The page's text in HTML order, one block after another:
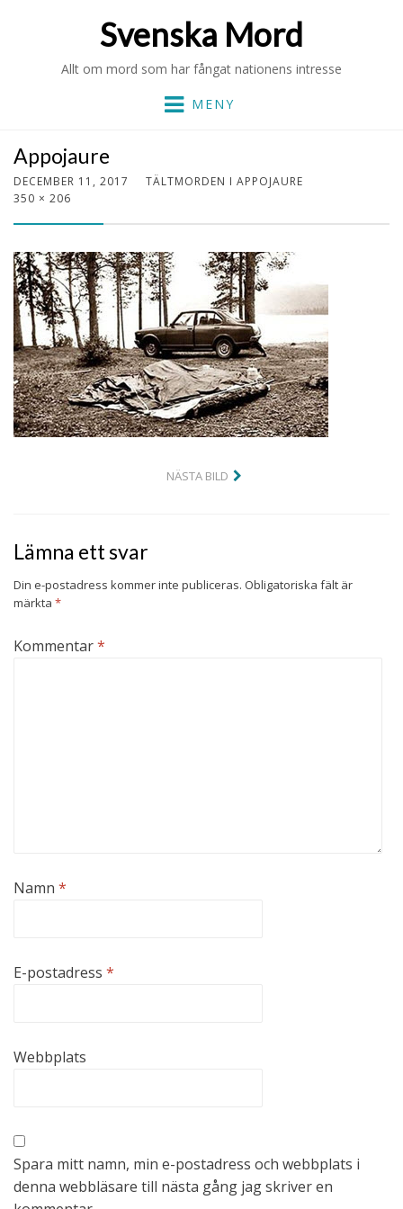
Svenska Mord
Allt om mord som har fångat nationens intresse
MENY
Appojaure
DECEMBER 11, 2017
TÄLTMORDEN I APPOJAURE
350 × 206
NÄSTA BILD
Lämna ett svar
Din e-postadress kommer inte publiceras. Obligatoriska fält är
märkta *
Kommentar*
Namn *
E-postadress *
Webbplats
Spara mitt namn, min e-postadress och webbplats i
denna webbläsare till nästa gång jag skriver en